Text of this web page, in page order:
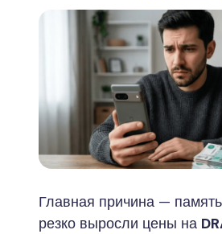
Главная причина —
резко выросли цены на